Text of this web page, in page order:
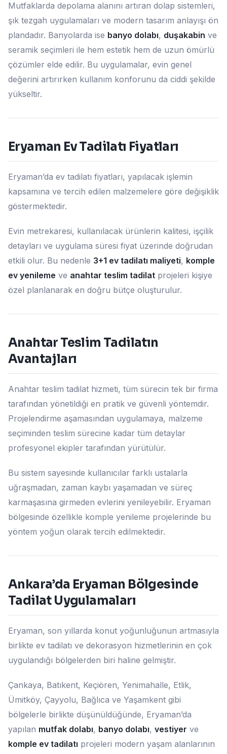
Mutfaklarda depolama alanını artıran dolap sistemleri,
şık tezgah uygulamaları ve modern tasarım anlayışı ön
plandadır. Banyolarda ise banyo dolabı, duşakabin ve
seramik seçimleri ile hem estetik hem de uzun ömürlü
çözümler elde edilir. Bu uygulamalar, evin genel
değerini artırırken kullanım konforunu da ciddi şekilde
yükseltir.
Eryaman Ev Tadilatı Fiyatları
Eryaman’da ev tadilatı fiyatları, yapılacak işlemin
kapsamına ve tercih edilen malzemelere göre değişiklik
göstermektedir.
Evin metrekaresi, kullanılacak ürünlerin kalitesi, işçilik
detayları ve uygulama süresi fiyat üzerinde doğrudan
etkili olur. Bu nedenle 3+1 ev tadilatı maliyeti, komple
ev yenileme ve anahtar teslim tadilat projeleri kişiye
özel planlanarak en doğru bütçe oluşturulur.
Anahtar Teslim Tadilatın
Avantajları
Anahtar teslim tadilat hizmeti, tüm sürecin tek bir firma
tarafından yönetildiği en pratik ve güvenli yöntemdir.
Projelendirme aşamasından uygulamaya, malzeme
seçiminden teslim sürecine kadar tüm detaylar
profesyonel ekipler tarafından yürütülür.
Bu sistem sayesinde kullanıcılar farklı ustalarla
uğraşmadan, zaman kaybı yaşamadan ve süreç
karmaşasına girmeden evlerini yenileyebilir. Eryaman
bölgesinde özellikle komple yenileme projelerinde bu
yöntem yoğun olarak tercih edilmektedir.
Ankara’da Eryaman Bölgesinde
Tadilat Uygulamaları
Eryaman, son yıllarda konut yoğunluğunun artmasıyla
birlikte ev tadilatı ve dekorasyon hizmetlerinin en çok
uygulandığı bölgelerden biri haline gelmiştir.
Çankaya, Batıkent, Keçiören, Yenimahalle, Etlik,
Ümitköy, Çayyolu, Bağlıca ve Yaşamkent gibi
bölgelerle birlikte düşünüldüğünde, Eryaman’da
yapılan mutfak dolabı, banyo dolabı, vestiyer ve
komple ev tadilatı projeleri modern yaşam alanlarının